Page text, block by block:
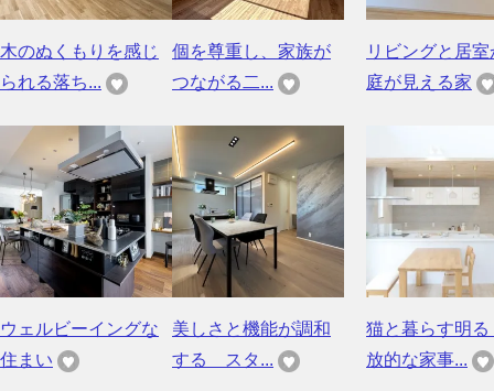
木のぬくもりを感じ
られる落ち...
個を尊重し、家族が
つながる二...
リビングと居室
庭が見える家
ウェルビーイングな
住まい
美しさと機能が調和
する スタ...
猫と暮らす明る
放的な家事...